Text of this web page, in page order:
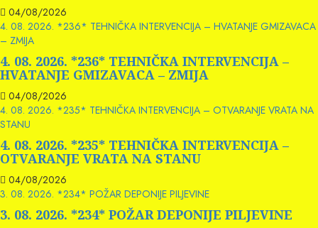
04/08/2026
4. 08. 2026. *236* TEHNIČKA INTERVENCIJA – HVATANJE GMIZAVACA
– ZMIJA
4. 08. 2026. *236* TEHNIČKA INTERVENCIJA –
HVATANJE GMIZAVACA – ZMIJA
04/08/2026
4. 08. 2026. *235* TEHNIČKA INTERVENCIJA – OTVARANJE VRATA NA
STANU
4. 08. 2026. *235* TEHNIČKA INTERVENCIJA –
OTVARANJE VRATA NA STANU
04/08/2026
3. 08. 2026. *234* POŽAR DEPONIJE PILJEVINE
3. 08. 2026. *234* POŽAR DEPONIJE PILJEVINE